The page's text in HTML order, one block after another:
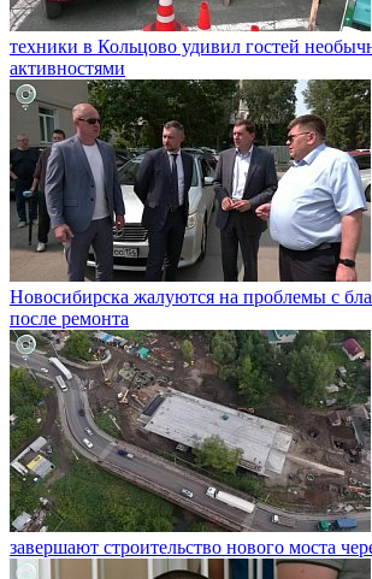
техники в Кольцово удивил гостей
активностями
Новосибирска жалуются на проблемы с
после ремонта
завершают строительство нового моста